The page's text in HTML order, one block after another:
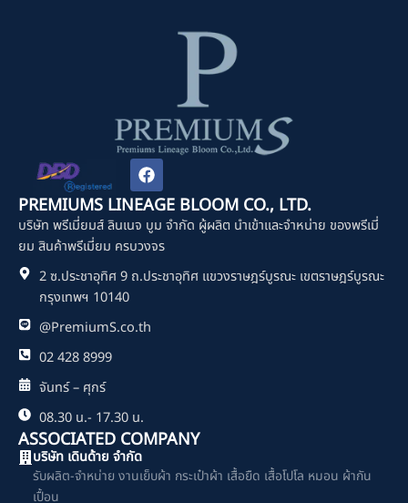
F
a
c
e
b
o
k
PREMIUMS LINEAGE BLOOM CO., LTD.
บริษัท พรีเมี่ยมส์ ลินเนจ บูม จำกัด ผู้ผลิต นำเข้าและจำหน่าย ของพรีเมี่
ยม สินค้าพรีเมี่ยม ครบวงจร
2 ซ.ประชาอุทิศ 9 ถ.ประชาอุทิศ แขวงราษฎร์บูรณะ เขตราษฎร์บูรณะ
กรุงเทพฯ 10140
@PremiumS.co.th
02 428 8999
จันทร์ – ศุกร์
08.30 น.- 17.30 น.
ASSOCIATED COMPANY
บริษัท เดินด้าย จำกัด
รับผลิต-จำหน่าย งานเย็บผ้า กระเป๋าผ้า เสื้อยืด เสื้อโปโล หมอน ผ้ากัน
เปื้อน